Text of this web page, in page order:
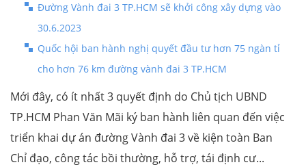
Đường Vành đai 3 TP.HCM sẽ khởi công xây dựng vào
30.6.2023
Quốc hội ban hành nghị quyết đầu tư hơn 75 ngàn tỉ
cho hơn 76 km đường vành đai 3 TP.HCM
Mới đây, có ít nhất 3 quyết định do Chủ tịch UBND
TP.HCM Phan Văn Mãi ký ban hành liên quan đến việc
triển khai dự án đường Vành đai 3 về kiện toàn Ban
Chỉ đạo, công tác bồi thường, hỗ trợ, tái định cư...